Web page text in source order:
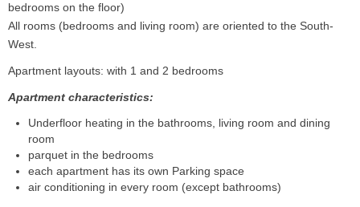
bedrooms on the floor)
All rooms (bedrooms and living room) are oriented to the South-
West.
Apartment layouts: with 1 and 2 bedrooms
Apartment characteristics:
Underfloor heating in the bathrooms, living room and dining
room
parquet in the bedrooms
each apartment has its own Parking space
air conditioning in every room (except bathrooms)